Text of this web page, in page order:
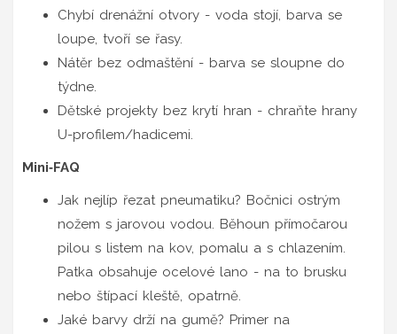
Chybí drenážní otvory - voda stojí, barva se
loupe, tvoří se řasy.
Nátěr bez odmaštění - barva se sloupne do
týdne.
Dětské projekty bez krytí hran - chraňte hrany
U-profilem/hadicemi.
Mini‑FAQ
Jak nejlíp řezat pneumatiku? Bočnici ostrým
nožem s jarovou vodou. Běhoun přímočarou
pilou s listem na kov, pomalu a s chlazením.
Patka obsahuje ocelové lano - na to brusku
nebo štípací kleště, opatrně.
Jaké barvy drží na gumě? Primer na